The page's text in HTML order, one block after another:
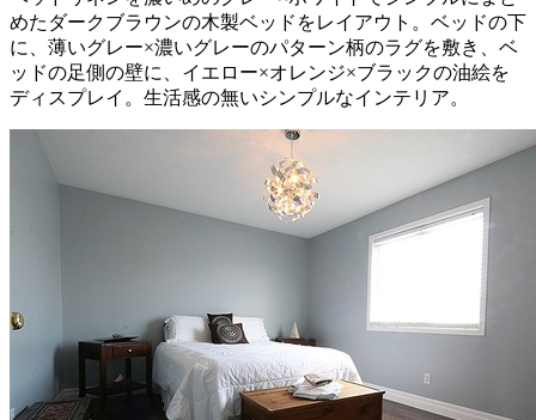
めたダークブラウンの木製ベッドをレイアウト。ベッドの下
に、薄いグレー×濃いグレーのパターン柄のラグを敷き、ベ
ッドの足側の壁に、イエロー×オレンジ×ブラックの油絵を
ディスプレイ。生活感の無いシンプルなインテリア。